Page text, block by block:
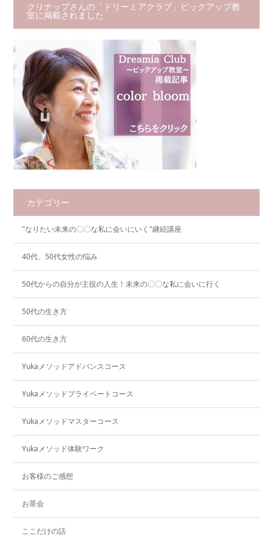
クリナップさんの「ドリーミアクラブ」ピックアップ教
室に掲載されました
カテゴリー
"なりたい未来の〇〇な私に会いにいく"継続講座
40代、50代女性の悩み
50代からの自分が主役の人生！未来の〇〇な私に会いに行く
50代の生き方
60代の生き方
Yukaメソッドアドバンスコース
Yukaメソッドプライベートコース
Yukaメソッドマスターコース
Yukaメソッド体験ワーク
お客様のご感想
お茶会
ここだけの話